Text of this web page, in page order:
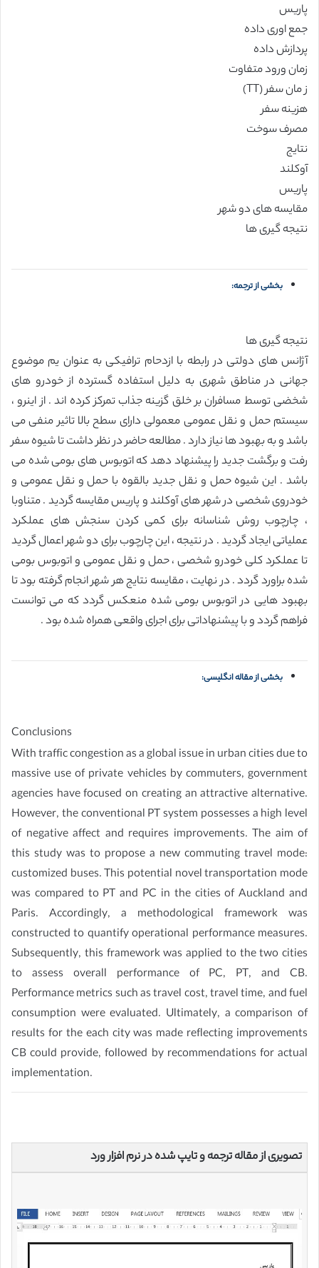
پاریس
جمع اوری داده
پردازش داده
زمان ورود متفاوت
ز مان سفر (TT)
هزینه سفر
مصرف سوخت
نتایج
آوکلند
پاریس
مقایسه های دو شهر
نتیجه گیری ها
بخشی از ترجمه:
نتیجه گیری ها
آژانس های دولتی در رابطه با ازدحام ترافیکی به عنوان یم موضوع
جهانی در مناطق شهری به دلیل استفاده گسترده از خودرو های
شخضی توسط مسافران بر خلق گزینه جذاب تمرکز کرده اند . از اینرو ،
سیستم حمل و نقل عمومی معمولی دارای سطح بالا تاثیر منفی می
باشد و به بهبود ها نیاز دارد . مطالعه حاضر در نظر داشت تا شیوه سفر
رفت و برگشت جدید را پیشنهاد دهد که اتوبوس های بومی شده می
باشد . این شیوه حمل و نقل جدید بالقوه با حمل و نقل عمومی و
خودروی شخصی در شهر های آوکلند و پاریس مقایسه گردید . متناوبا
، چارچوب روش شناسانه برای کمی کردن سنجش های عملکرد
عملیاتی ایجاد گردید . در نتیجه ، این چارچوب برای دو شهر اعمال گردید
تا عملکرد کلی خودرو شخصی ، حمل و نقل عمومی و اتوبوس بومی
شده براورد گردد . در نهایت ، مقایسه نتایج هر شهر انجام گرفته بود تا
بهبود هایی در اتوبوس بومی شده منعکس گردد که می توانست
فراهم گردد و با پیشنهاداتی برای اجرای واقعی همراه شده بود .
بخشی از مقاله انگلیسی:
Conclusions
With traffic congestion as a global issue in urban cities due to
massive use of private vehicles by commuters, government
agencies have focused on creating an attractive alternative.
However, the conventional PT system possesses a high level
of negative affect and requires improvements. The aim of
this study was to propose a new commuting travel mode:
customized buses. This potential novel transportation mode
was compared to PT and PC in the cities of Auckland and
Paris. Accordingly, a methodological framework was
constructed to quantify operational performance measures.
Subsequently, this framework was applied to the two cities
to assess overall performance of PC, PT, and CB.
Performance metrics such as travel cost, travel time, and fuel
consumption were evaluated. Ultimately, a comparison of
results for the each city was made reflecting improvements
CB could provide, followed by recommendations for actual
implementation.
تصویری از مقاله ترجمه و تایپ شده در نرم افزار ورد